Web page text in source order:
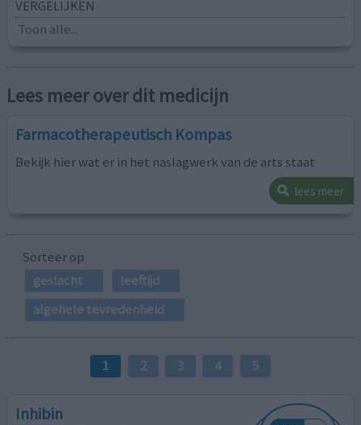
VERGELIJKEN
Toon alle...
Lees meer over dit medicijn
Farmacotherapeutisch Kompas
Bekijk hier wat er in het naslagwerk van de arts staat
lees meer
Sorteer op
geslacht
leeftijd
algehele tevredenheid
1 2 3 4 5
Inhibin